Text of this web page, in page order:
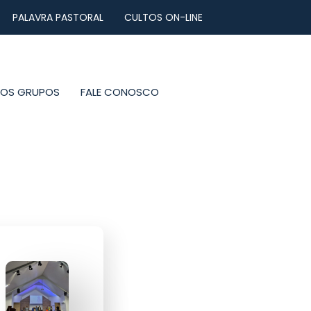
PALAVRA PASTORAL CULTOS ON-LINE
GRUPOS FALE CONOSCO